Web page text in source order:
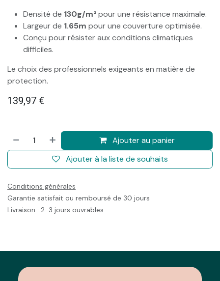
Densité de 130g/m²pour une résistance maximale.
Largeur de 1.65m pour une couverture optimisée.
Conçu pour résister aux conditions climatiques
difficiles.
Le choix des professionnels exigeants en matière de
protection.
139,97 €
Ajouter au panier
Ajouter à la liste de souhaits
Conditions générales
Garantie satisfait ou remboursé de 30 jours
Livraison : 2-3 jours ouvrables